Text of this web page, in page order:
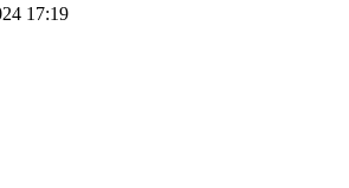
17:19